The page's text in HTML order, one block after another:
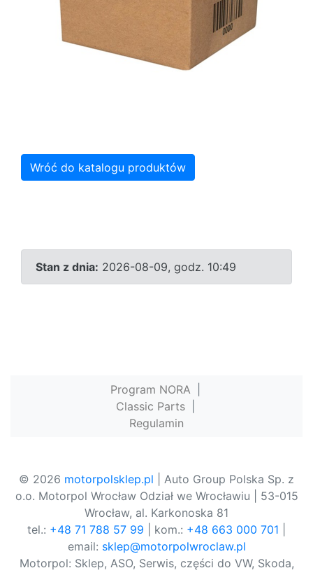
Wróć do katalogu produktów
Stan z dnia: 2026-08-09, godz. 10:49
Program NORA
Classic Parts
Regulamin
© 2026 motorpolsklep.pl | Auto Group Polska Sp. z
o.o. Motorpol Wrocław Odział we Wrocławiu | 53-015
Wrocław, al. Karkonoska 81
tel.: +48 71 788 57 99 | kom.: +48 663 000 701
email: sklep@motorpolwroclaw.pl
Motorpol: Sklep, ASO, Serwis, części do VW, Skoda,